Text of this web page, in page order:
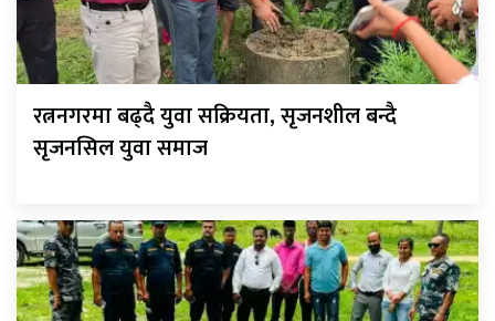
रत्ननगरमा बढ्दै युवा सक्रियता, सृजनशील बन्दै
सृजनसिल युवा समाज